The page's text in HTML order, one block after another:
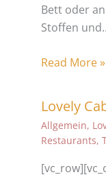
Bett oder
Stoffen
Read More »
Lovely
Allgemein,
Restaurants,